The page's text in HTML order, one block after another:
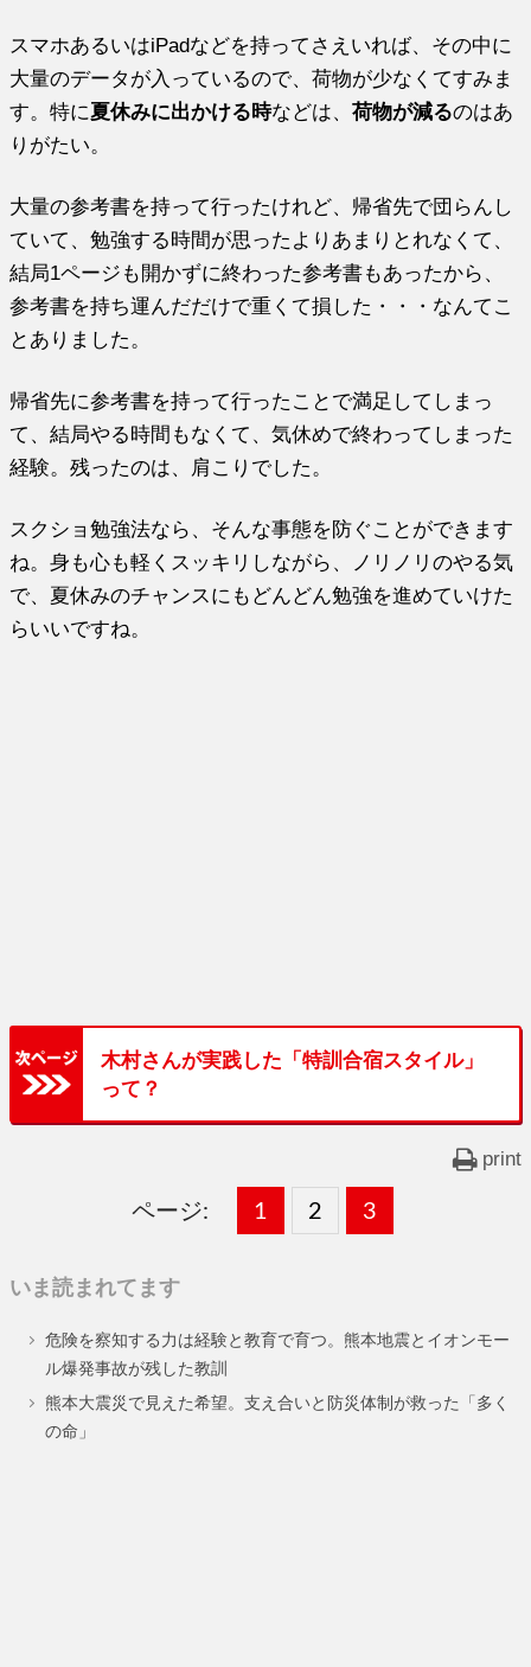
スマホあるいはiPadなどを持ってさえいれば、その中に
大量のデータが入っているので、荷物が少なくてすみま
す。特に夏休みに出かける時などは、荷物が減るのはあ
りがたい。
大量の参考書を持って行ったけれど、帰省先で団らんし
ていて、勉強する時間が思ったよりあまりとれなくて、
結局1ページも開かずに終わった参考書もあったから、
参考書を持ち運んだだけで重くて損した・・・なんてこ
とありました。
帰省先に参考書を持って行ったことで満足してしまっ
て、結局やる時間もなくて、気休めで終わってしまった
経験。残ったのは、肩こりでした。
スクショ勉強法なら、そんな事態を防ぐことができます
ね。身も心も軽くスッキリしながら、ノリノリのやる気
で、夏休みのチャンスにもどんどん勉強を進めていけた
らいいですね。
木村さんが実践した「特訓合宿スタイル」
って？
print
ページ:
固
ー
ジ
1 ,
固
ー
ジ
2 ,
固
ー
ジ
3
いま読まれてます
危険を察知する力は経験と教育で育つ。熊本地震とイオンモー
ル爆発事故が残した教訓
熊本大震災で見えた希望。支え合いと防災体制が救った「多く
の命」